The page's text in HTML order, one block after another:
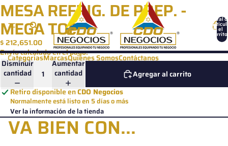
Total
en el
CategoríasMarcasQuienes SomosContáctanos
MESA REFRIG. DE PREP. -
MEGA TOP
$ 212,651.00
Envío calculado en el pago.
Disminuir
cantidad
Aumentar
cantidad
Agregar al carrito
Retiro disponible enCDO Negocios
Normalmente está listo en 5 días o más
Ver la información de la tienda
VA BIEN CON...